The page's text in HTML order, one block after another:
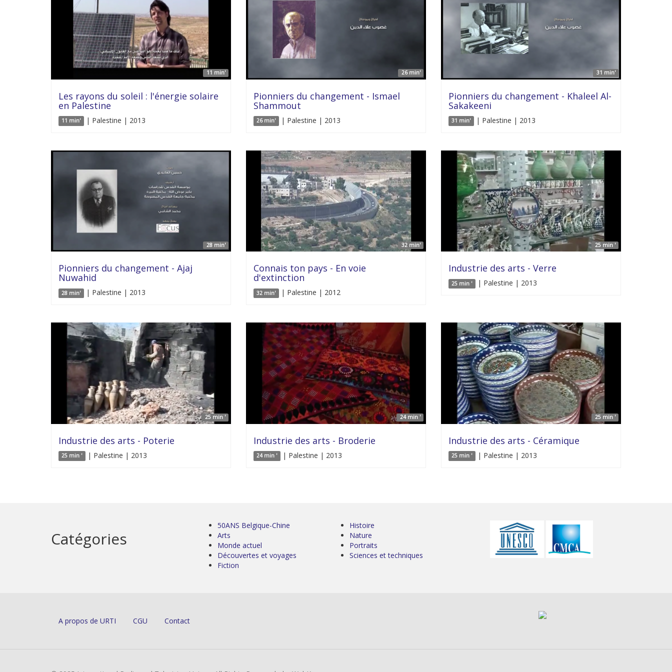
11 min'
Les rayons du soleil : l'énergie solaire
en Palestine
11 min' | Palestine | 2013
26 min'
Pionniers du changement - Ismael
Shammout
26 min' | Palestine | 2013
31 min'
Pionniers du changement - Khaleel Al-
Sakakeeni
31 min' | Palestine | 2013
28 min'
Pionniers du changement - Ajaj
Nuwahid
28 min' | Palestine | 2013
32 min'
Connais ton pays - En voie
d'extinction
32 min' | Palestine | 2012
25 min '
Industrie des arts - Verre
25 min ' | Palestine | 2013
25 min '
Industrie des arts - Poterie
25 min ' | Palestine | 2013
24 min '
Industrie des arts - Broderie
24 min ' | Palestine | 2013
25 min '
Industrie des arts - Céramique
25 min ' | Palestine | 2013
Catégories
50ANS Belgique-Chine
Arts
Monde actuel
Découvertes et voyages
Fiction
Histoire
Nature
Portraits
Sciences et techniques
A propos de URTI CGU Contact